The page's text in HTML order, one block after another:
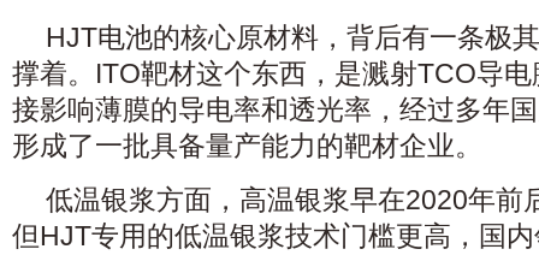
HJT电池的核心原材料，背后有一条极
撑着。ITO靶材这个东西，是溅射TCO导
接影响薄膜的导电率和透光率，经过多年
形成了一批具备量产能力的靶材企业。
低温银浆方面，高温银浆早在2020年前
但HJT专用的低温银浆技术门槛更高，国